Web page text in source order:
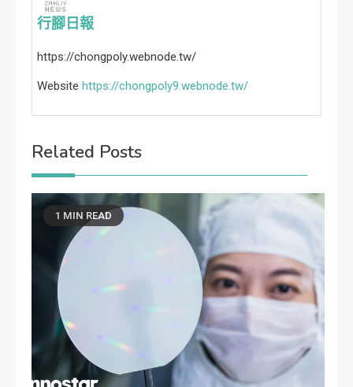
行腳日報
https://chongpoly.webnode.tw/
Website https://chongpoly9.webnode.tw/
Related Posts
1 MIN READ